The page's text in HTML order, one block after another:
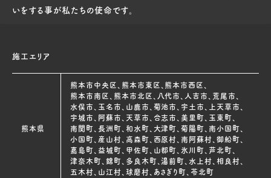
いをする事が私たちの使命です。
施工エリア
熊本県
熊本市中央区、熊本市東区、熊本市西区、
熊本市南区、熊本市北区、八代市、人吉市、荒尾市、
水俣市、玉名市、山鹿市、菊池市、宇土市、上天草市、
宇城市、阿蘇市、天草市、合志市、美里町、玉東町、
南関町、長洲町、和水町、大津町、菊陽町、南小国町、
小国町、産山村、高森町、西原村、南阿蘇村、御船町、
嘉島町、益城町、甲佐町、山都町、氷川町、芦北町、
津奈木町、錦町、多良木町、湯前町、水上村、相良村、
五木村、山江村、球磨村、あさぎり町、苓北町